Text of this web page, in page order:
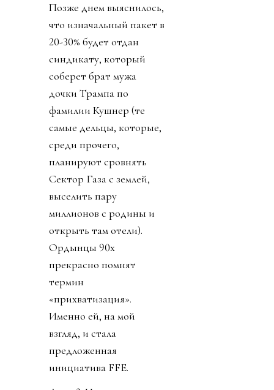
Позже днем выяснилось,
что изначальный пакет в
20-30% будет отдан
синдикату, который
соберет брат мужа
дочки Трампа по
фамилии Кушнер (те
самые дельцы, которые,
среди прочего,
планируют сровнять
Сектор Газа с землей,
выселить пару
миллионов с родины и
открыть там отели).
Ордынцы 90х
прекрасно помнят
термин
«прихватизация».
Именно ей, на мой
взгляд, и стала
предложенная
инициатива FFE.